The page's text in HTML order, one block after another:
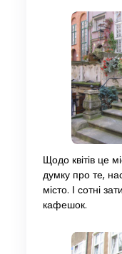
Щодо квітів це
думку про те,
місто. І сотні
кафешок.